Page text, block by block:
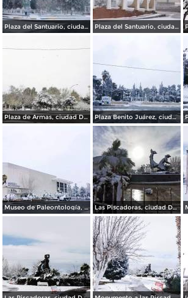
Plaza del Santuario, ciudad Delicias Chihuahua. Plaza del Santuario, ciudad Delicias.
Plaza de Armas, ciudad Delicias. Plaza Benito Juárez, ciudad Delicias Chihuahua.
Museo de Paleontología, ciudad Delicias. Las Piscadoras, ciudad Delicias Chihuahua.